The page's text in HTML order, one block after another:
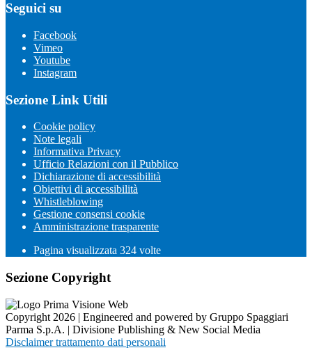
Seguici su
Facebook
Vimeo
Youtube
Instagram
Sezione Link Utili
Cookie policy
Note legali
Informativa Privacy
Ufficio Relazioni con il Pubblico
Dichiarazione di accessibilità
Obiettivi di accessibilità
Whistleblowing
Gestione consensi cookie
Amministrazione trasparente
Pagina visualizzata 324 volte
Sezione Copyright
Copyright 2026 | Engineered and powered by Gruppo Spaggiari
Parma S.p.A. | Divisione Publishing & New Social Media
Disclaimer trattamento dati personali